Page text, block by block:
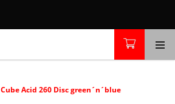
Cube Acid 260 Disc green´n´blue